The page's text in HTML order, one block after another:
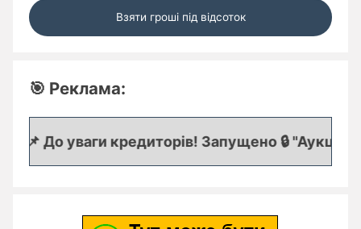
Взяти гроші під відсоток
🎯 Реклама:
📌 До уваги кредиторів! Запущено 🔒 "Аукціон